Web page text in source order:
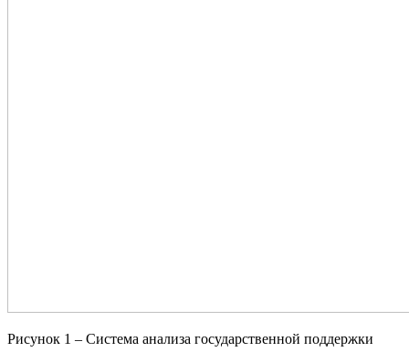
Рисунок 1 – Система анализа государственной поддержки